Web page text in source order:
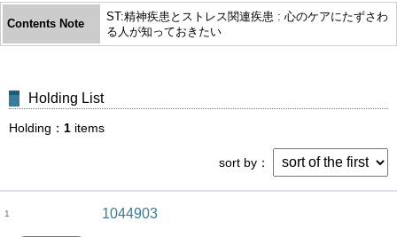
Contents Note
ST:精神疾患とストレス関連疾患 : 心のケアにたずさわ
る人が知っておきたい
Holding List
Holding 1 items
sort by
1 1044903